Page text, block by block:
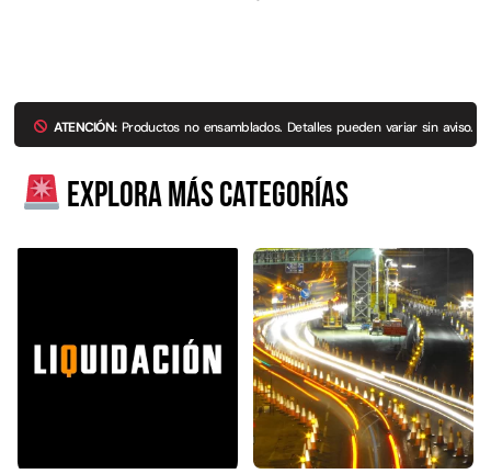
ATENCIÓN:Productos no ensamblados. Detalles pueden variar sin aviso.
Explora más categorías
$803.797